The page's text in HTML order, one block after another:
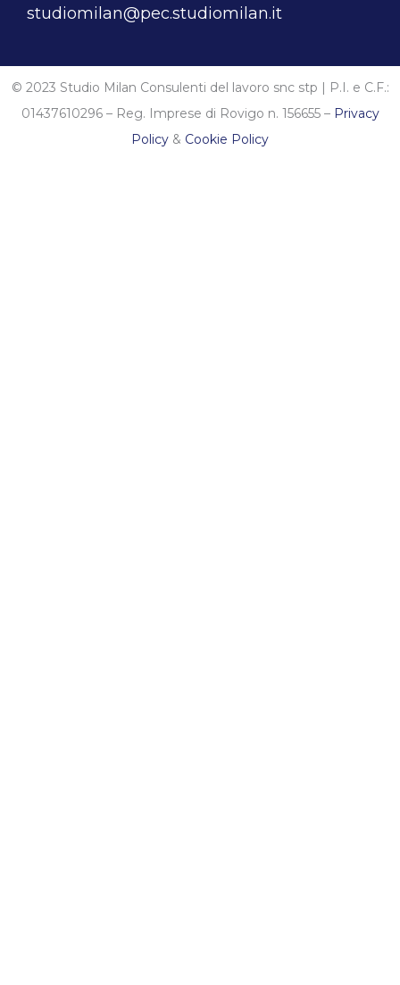
studiomilan@pec.studiomilan.it
© 2023 Studio Milan Consulenti del lavoro snc stp | P.I. e C.F.:
01437610296 – Reg. Imprese di Rovigo n. 156655 – Privacy
Policy & Cookie Policy